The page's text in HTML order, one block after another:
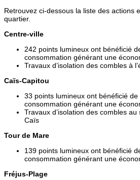
Retrouvez ci-dessous la liste des actions
quartier.
Centre-ville
242 points lumineux ont bénéficié
consommation générant une
Travaux d’isolation des combles à
Caïs-Capitou
33 points lumineux ont bénéficié
consommation générant une
Travaux d’isolation des combles
Caïs
Tour de Mare
139 points lumineux ont bénéficié
consommation générant une
Fréjus-Plage